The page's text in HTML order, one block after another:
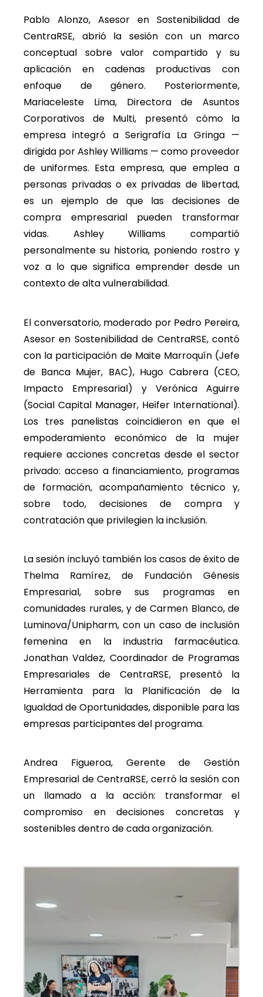
Pablo Alonzo, Asesor en Sostenibilidad de
CentraRSE, abrió la sesión con un marco
conceptual sobre valor compartido y su
aplicación en cadenas productivas con
enfoque de género. Posteriormente,
Mariaceleste Lima, Directora de Asuntos
Corporativos de Multi, presentó cómo la
empresa integró a Serigrafía La Gringa —
dirigida por Ashley Williams — como proveedor
de uniformes. Esta empresa, que emplea a
personas privadas o ex privadas de libertad,
es un ejemplo de que las decisiones de
compra empresarial pueden transformar
vidas. Ashley Williams compartió
personalmente su historia, poniendo rostro y
voz a lo que significa emprender desde un
contexto de alta vulnerabilidad.
El conversatorio, moderado por Pedro Pereira,
Asesor en Sostenibilidad de CentraRSE, contó
con la participación de Maite Marroquín (Jefe
de Banca Mujer, BAC), Hugo Cabrera (CEO,
Impacto Empresarial) y Verónica Aguirre
(Social Capital Manager, Heifer International).
Los tres panelistas coincidieron en que el
empoderamiento económico de la mujer
requiere acciones concretas desde el sector
privado: acceso a financiamiento, programas
de formación, acompañamiento técnico y,
sobre todo, decisiones de compra y
contratación que privilegien la inclusión.
La sesión incluyó también los casos de éxito de
Thelma Ramírez, de Fundación Génesis
Empresarial, sobre sus programas en
comunidades rurales, y de Carmen Blanco, de
Luminova/Unipharm, con un caso de inclusión
femenina en la industria farmacéutica.
Jonathan Valdez, Coordinador de Programas
Empresariales de CentraRSE, presentó la
Herramienta para la Planificación de la
Igualdad de Oportunidades, disponible para las
empresas participantes del programa.
Andrea Figueroa, Gerente de Gestión
Empresarial de CentraRSE, cerró la sesión con
un llamado a la acción: transformar el
compromiso en decisiones concretas y
sostenibles dentro de cada organización.